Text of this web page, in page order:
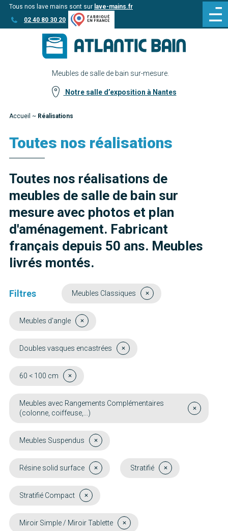
Aller
au
Aller au
contenu
Tous nos lave mains sont sur lave-mains.fr
02 40 80 30 20
Meubles de salle de bain sur-mesure.
Notre salle d’exposition à Nantes
Accueil ~ Réalisations
Toutes nos réalisations
Toutes nos réalisations de
meubles de salle de bain sur
mesure avec photos et plan
d'aménagement. Fabricant
français depuis 50 ans. Meubles
livrés montés.
Filtres Meubles Classiques
Meubles d'angle
Doubles vasques encastrées
60 < 100 cm
Meubles avec Rangements Complémentaires
(colonne, coiffeuse,...)
Meubles Suspendus
Résine solid surface Stratifié
Stratifié Compact
Miroir Simple / Miroir Tablette